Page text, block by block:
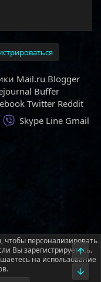
Mail.ru Blogger
Buffer
Twitter Reddit
Viber
Skype Line Gmail
Помощь
персонализировать
Вы зарегистрируетесь.
на использование
Верх
Низ